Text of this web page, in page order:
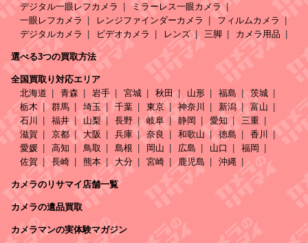
デジタル一眼レフカメラ
ミラーレス一眼カメラ
一眼レフカメラ
レンジファインダーカメラ
フィルムカメラ
デジタルカメラ
ビデオカメラ レンズ 三脚 カメラ用品
選べる3つの買取方法
全国買取り対応エリア
北海道
青森 岩手 宮城 秋田 山形 福島
茨城
栃木
群馬 埼玉 千葉 東京 神奈川 新潟
富山
石川
福井 山梨 長野 岐阜 静岡 愛知
三重
滋賀
京都 大阪 兵庫 奈良 和歌山 徳島
香川
愛媛
高知 鳥取 島根 岡山 広島 山口
福岡
佐賀
長崎 熊本 大分 宮崎 鹿児島 沖縄
カメラのリサマイ店舗一覧
カメラの遺品買取
カメラマンの実体験マガジン